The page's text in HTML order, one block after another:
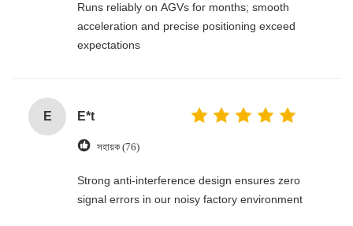
Runs reliably on AGVs for months; smooth
acceleration and precise positioning exceed
expectations
E E*t
সহায়ক (76)
Strong anti-interference design ensures zero
signal errors in our noisy factory environment